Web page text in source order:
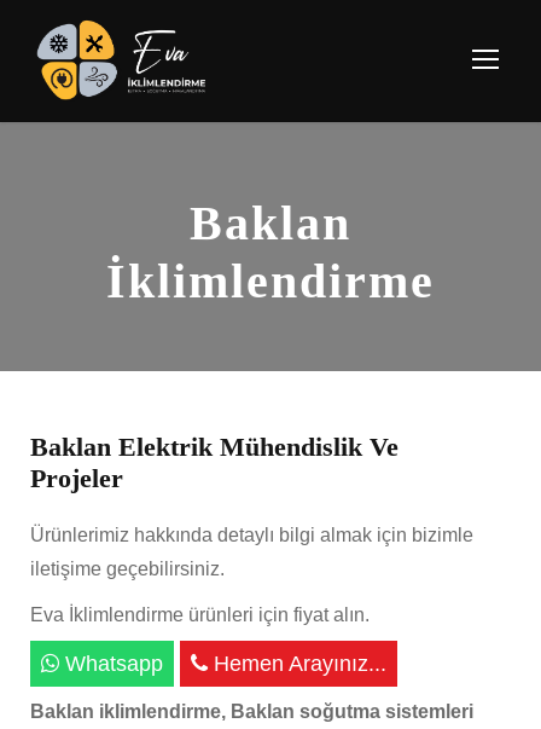
Baklan
İklimlendirme
Baklan Elektrik Mühendislik Ve
Projeler
Ürünlerimiz hakkında detaylı bilgi almak için bizimle
iletişime geçebilirsiniz.
Eva İklimlendirme ürünleri için fiyat alın.
Whatsapp Hemen Arayınız...
Baklan iklimlendirme, Baklan soğutma sistemleri